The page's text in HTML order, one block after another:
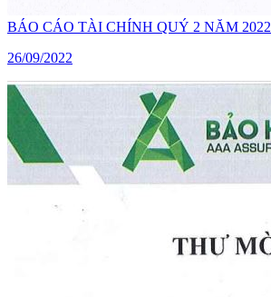
BÁO CÁO TÀI CHÍNH QUÝ 2 NĂM 2022
26/09/2022